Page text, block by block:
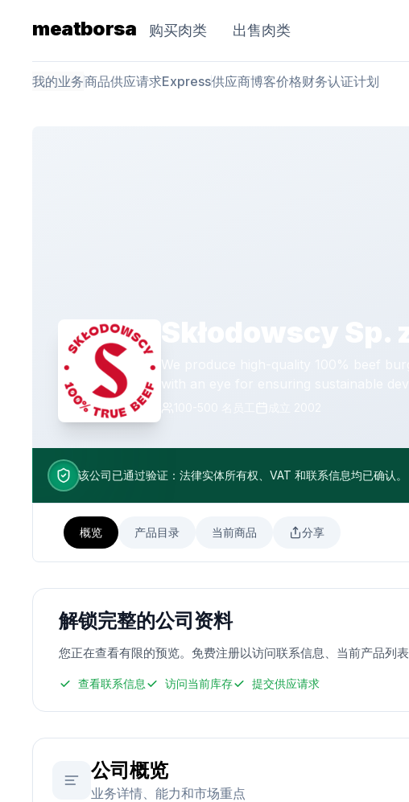
meatborsa 购买肉类 出售肉类
我的业务商品供应请求Express供应商博客价格财务认证计划
Skłodowscy Sp.
We produce high-quality 100% beef
with an eye for ensuring sustainable
promoting conscious and responsible
该公司已通过验证：法律实体所有权、VAT 和联系信息均已确认。
概览 产品目录 当前商品 分享
解锁完整的公司资料
您正在查看有限的预览。免费注册以访问联系信息、当前产品列
查看联系信息 访问当前库存 提交供应请求
公司概览
业务详情、能力和市场重点